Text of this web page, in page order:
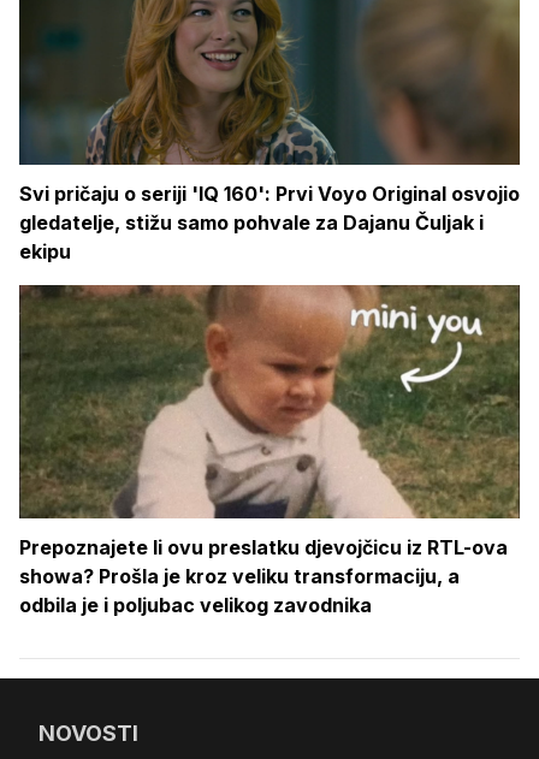
Svi pričaju o seriji 'IQ 160': Prvi Voyo Original osvojio
gledatelje, stižu samo pohvale za Dajanu Čuljak i
ekipu
Prepoznajete li ovu preslatku djevojčicu iz RTL-ova
showa? Prošla je kroz veliku transformaciju, a
odbila je i poljubac velikog zavodnika
NOVOSTI